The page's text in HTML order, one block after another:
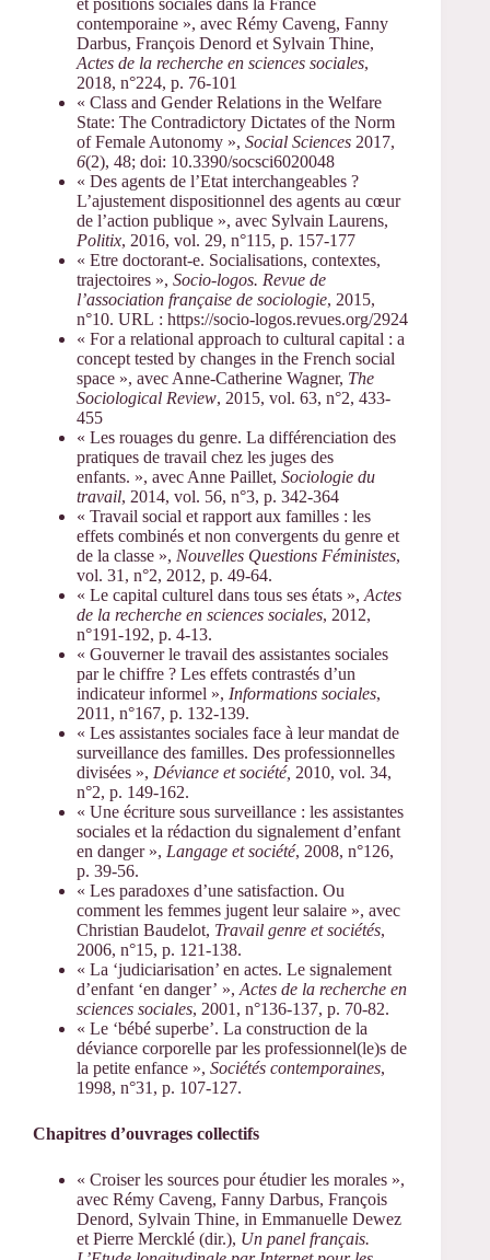
contemporaine », avec Rémy Caveng, Fanny
Darbus, François Denord et Sylvain Thine,
Actes de la recherche en sciences sociales,
2018, n°224, p. 76-101
« Class and Gender Relations in the Welfare
State: The Contradictory Dictates of the Norm
of Female Autonomy », Social Sciences 2017,
6(2), 48; doi: 10.3390/socsci6020048
« Des agents de l’Etat interchangeables ?
L’ajustement dispositionnel des agents au cœur
de l’action publique », avec Sylvain Laurens,
Politix, 2016, vol. 29, n°115, p. 157-177
« Etre doctorant-e. Socialisations, contextes,
trajectoires », Socio-logos. Revue de
l’association française de sociologie, 2015,
n°10. URL : https://socio-logos.revues.org/2924
« For a relational approach to cultural capital : a
concept tested by changes in the French social
space », avec Anne-Catherine Wagner, The
Sociological Review, 2015, vol. 63, n°2, 433-
455
« Les rouages du genre. La différenciation des
pratiques de travail chez les juges des
enfants. », avec Anne Paillet, Sociologie du
travail, 2014, vol. 56, n°3, p. 342-364
« Travail social et rapport aux familles : les
effets combinés et non convergents du genre et
de la classe », Nouvelles Questions Féministes,
vol. 31, n°2, 2012, p. 49-64.
« Le capital culturel dans tous ses états », Actes
de la recherche en sciences sociales, 2012,
n°191-192, p. 4-13.
« Gouverner le travail des assistantes sociales
par le chiffre ? Les effets contrastés d’un
indicateur informel », Informations sociales,
2011, n°167, p. 132-139.
« Les assistantes sociales face à leur mandat de
surveillance des familles. Des professionnelles
divisées », Déviance et société, 2010, vol. 34,
n°2, p. 149-162.
« Une écriture sous surveillance : les assistantes
sociales et la rédaction du signalement d’enfant
en danger », Langage et société, 2008, n°126,
p. 39-56.
« Les paradoxes d’une satisfaction. Ou
comment les femmes jugent leur salaire », avec
Christian Baudelot, Travail genre et sociétés,
2006, n°15, p. 121-138.
« La ‘judiciarisation’ en actes. Le signalement
d’enfant ‘en danger’ », Actes de la recherche en
sciences sociales, 2001, n°136-137, p. 70-82.
« Le ‘bébé superbe’. La construction de la
déviance corporelle par les professionnel(le)s de
la petite enfance », Sociétés contemporaines,
1998, n°31, p. 107-127.
Chapitres d’ouvrages collectifs
« Croiser les sources pour étudier les morales »,
avec Rémy Caveng, Fanny Darbus, François
Denord, Sylvain Thine, in Emmanuelle Dewez
et Pierre Mercklé (dir.), Un panel français.